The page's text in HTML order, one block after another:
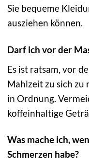
Sie bequeme
ausziehen können.
Darf ich vor der
Es ist ratsam, vor
Mahlzeit zu sich zu
in Ordnung.
koffeinhaltige
Was mache ich,
Schmerzen habe?